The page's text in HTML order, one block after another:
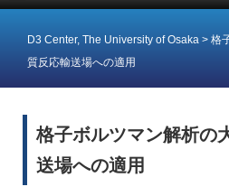
D3 Center, The University of Osaka > 格
質反応輸送場への適用
格子ボルツマン解析の
送場への適用